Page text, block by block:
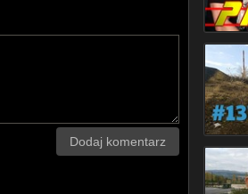
Dodaj komentarz